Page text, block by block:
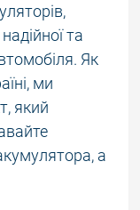
та
Як
ми
який
а